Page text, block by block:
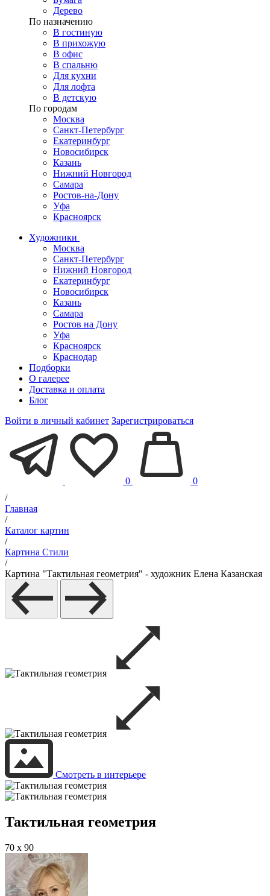
Дерево
По назначению
В гостиную
В прихожую
В офис
В спальню
Для кухни
Для лофта
В детскую
По городам
Москва
Санкт-Петербург
Екатеринбург
Новосибирск
Казань
Нижний Новгород
Самара
Ростов-на-Дону
Уфа
Красноярск
Художники
Москва
Санкт-Петербург
Нижний Новгород
Екатеринбург
Новосибирск
Казань
Самара
Ростов на Дону
Уфа
Красноярск
Краснодар
Подборки
О галерее
Доставка и оплата
Блог
Войти в личный кабинет Зарегистрироваться
0
0
/
Главная
/
Каталог картин
/
Картина Стили
/
Картина "Тактильная геометрия" - художник Елена Казанская
Смотреть в интерьере
Тактильная геометрия
70 x 90